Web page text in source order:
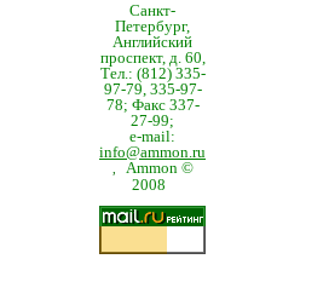
Санкт-
Петербург,
Английский
проспект, д. 60,
Тел.: (812) 335-
97-79, 335-97-
78; Факс 337-
27-99;
e-mail:
info@ammon.ru
Ammon ©
2008